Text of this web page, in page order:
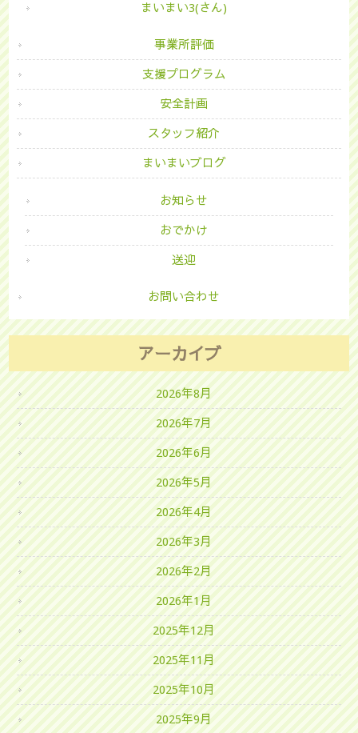
まいまい3(さん)
事業所評価
支援プログラム
安全計画
スタッフ紹介
まいまいブログ
お知らせ
おでかけ
送迎
お問い合わせ
アーカイブ
2026年8月
2026年7月
2026年6月
2026年5月
2026年4月
2026年3月
2026年2月
2026年1月
2025年12月
2025年11月
2025年10月
2025年9月